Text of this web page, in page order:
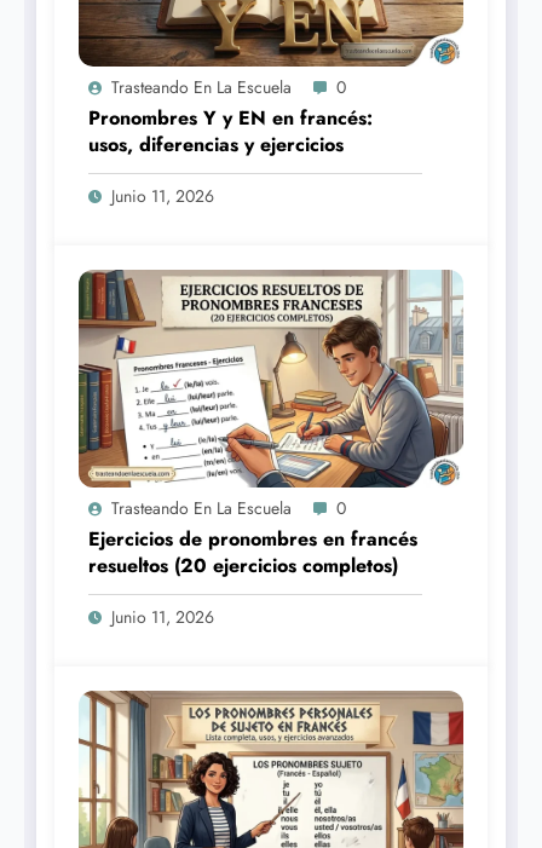
Trasteando En La Escuela 0
Pronombres Y y EN en francés:
usos, diferencias y ejercicios
Junio 11, 2026
Trasteando En La Escuela 0
Ejercicios de pronombres en francés
resueltos (20 ejercicios completos)
Junio 11, 2026